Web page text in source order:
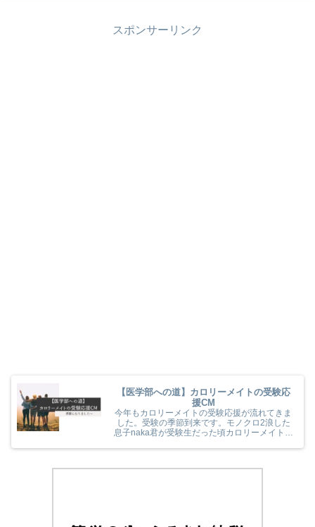
スポンサーリンク
【医学部への道】カロリーメイトの受験応
援CM
今年もカロリーメイトの受験応援が流れてきま
した。受験の季節到来です。モノクロ2浪した
息子naka君が受験生だった頃カロリーメイトの
(^^) 今年のカロリーメイトの受験応援CMも音